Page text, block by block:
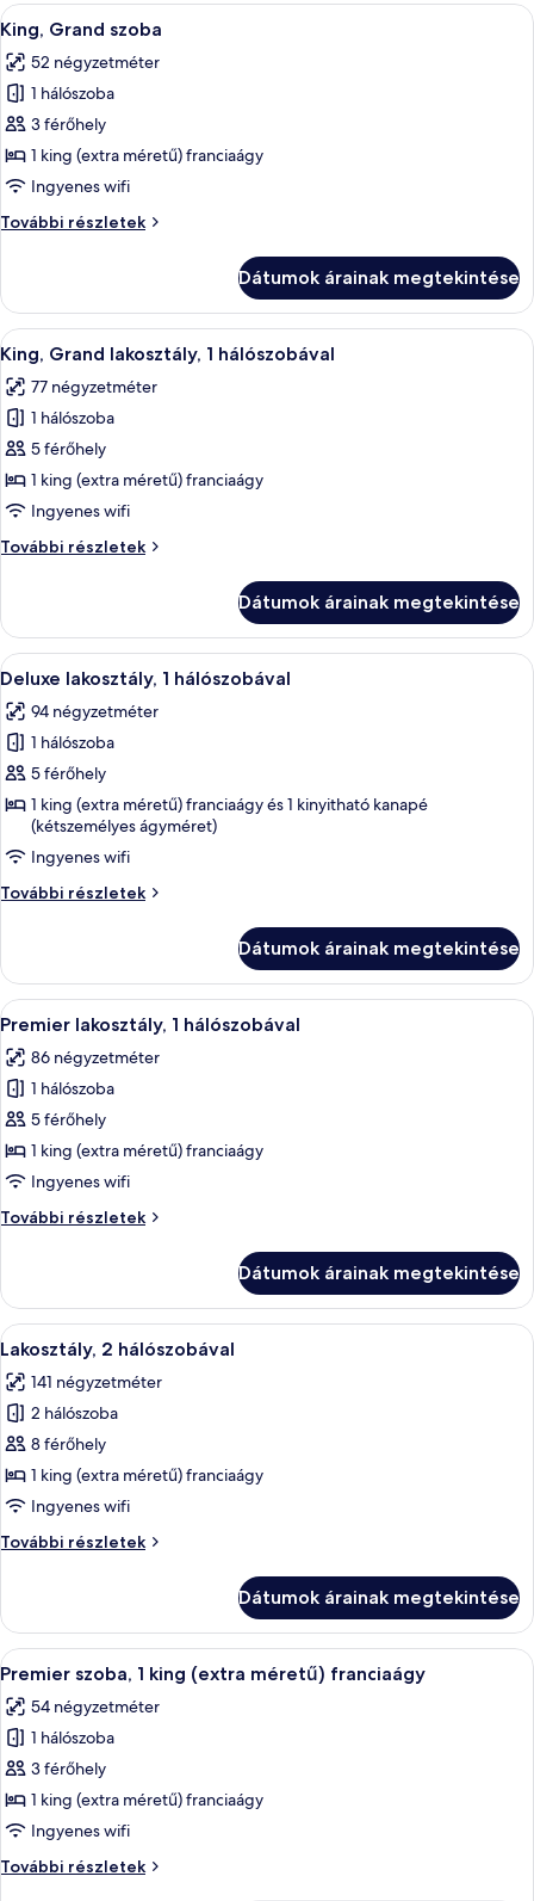
A
következő
szoba
összes
képének
megtekintése:
King,
szoba
Prémium ágynemű, memóriahabos
8
King, Grand szoba
52 négyzetméter
1 hálószoba
3 férőhely
1 king (extra méretű) franciaágy
Ingyenes wifi
További részletek
King,
részletei
Dátumok árainak megtekintése
A
következő
szoba
összes
képének
megtekintése:
King,
lakosztály,
Prémium ágynemű, memóriahabos
11
King, Grand lakosztály, 1 hálószobával
77 négyzetméter
1 hálószoba
5 férőhely
1 king (extra méretű) franciaágy
Ingyenes wifi
További részletek
King,
hálószobával
további
részletei
Dátumok árainak megtekintése
A
következő
szoba
összes
képének
megtekintése:
Deluxe
lakosztály,
1
Egy modern szállodai szoba,
9
Deluxe lakosztály, 1 hálószobával
94 négyzetméter
1 hálószoba
5 férőhely
1 king (extra méretű) franciaágy és 1 kinyitható kanapé
(kétszemélyes ágyméret)
Ingyenes wifi
További részletek
Deluxe
további
részletei
Dátumok árainak megtekintése
A
következő
szoba
összes
képének
megtekintése:
Premier
1
Egy modern nappali, amelyben van
10
Premier lakosztály, 1 hálószobával
86 négyzetméter
1 hálószoba
5 férőhely
1 king (extra méretű) franciaágy
Ingyenes wifi
További részletek
Premier
további
részletei
Dátumok árainak megtekintése
A
következő
szoba
összes
képének
megtekintése:
Lakosztály,
hálószobával
Egy szállodai szoba, amelyben egy
6
Lakosztály, 2 hálószobával
141 négyzetméter
2 hálószoba
8 férőhely
1 king (extra méretű) franciaágy
Ingyenes wifi
További részletek
Lakosztály,
részletei
Dátumok árainak megtekintése
A
következő
szoba
összes
képének
megtekintése:
Premier
1
Egy szállodai szoba, amelyben egy
7
Premier szoba, 1 king (extra méretű) franciaágy
54 négyzetméter
1 hálószoba
3 férőhely
1 king (extra méretű) franciaágy
Ingyenes wifi
További részletek
Premier